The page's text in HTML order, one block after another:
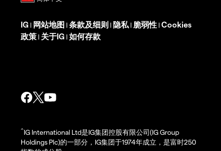
IG | 网站地图 | 条款及细则 | 隐私 | 脆弱性 | Cookies
政策 | 关于IG | 如何存款
^IG International Ltd是IG集团控股有限公司(IG Group
Holdings Plc)的一部分，IG集团于1974年成立，是富时250